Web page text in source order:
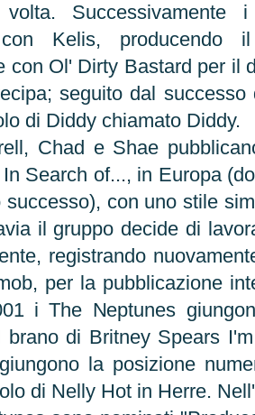
Successivamente i
con Kelis, producendo
con Ol' Dirty Bastard per il
seguito dal
di Diddy chiamato Diddy.
Chad e Shae
Search of..., in Europa
successo), con uno stile
il gruppo decide di
registrando
per la pubblicazione
i The Neptunes
brano di Britney Spears
la posizione
di Nelly Hot in Herre.